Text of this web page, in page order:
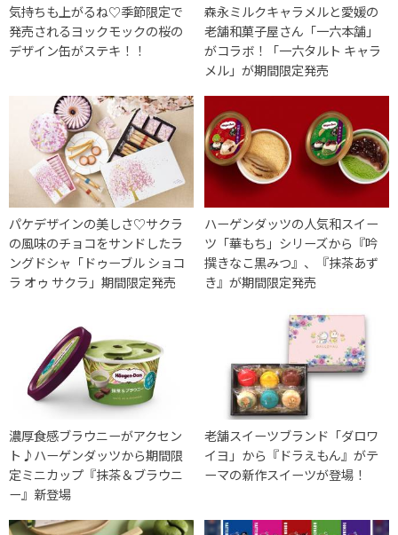
気持ちも上がるね♡季節限定で
発売されるヨックモックの桜の
デザイン缶がステキ！！
森永ミルクキャラメルと愛媛の
老舗和菓子屋さん「一六本舗」
がコラボ！「一六タルト キャラ
メル」が期間限定発売
パケデザインの美しさ♡サクラ
の風味のチョコをサンドしたラ
ングドシャ「ドゥーブル ショコ
ラ オゥ サクラ」期間限定発売
ハーゲンダッツの人気和スイー
ツ「華もち」シリーズから『吟
撰きなこ黒みつ』、『抹茶あず
き』が期間限定発売
濃厚食感ブラウニーがアクセン
ト♪ハーゲンダッツから期間限
定ミニカップ『抹茶＆ブラウニ
ー』新登場
老舗スイーツブランド「ダロワ
イヨ」から『ドラえもん』がテ
ーマの新作スイーツが登場！